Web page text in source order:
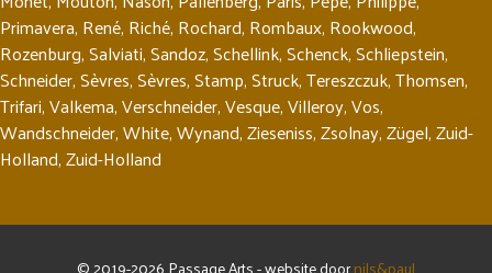
Primavera, René, Riché, Rochard, Rombaux, Rookwood,
Rozenburg,Salviati,Sandoz,Schellink,Schenck,Schliepstein,
Schneider,Sèvres,Sèvres,Stamp,Struck,Tereszczuk,Thomsen,
Trifari,Valkema,Verschneider,Vesque,Villeroy,Vos,
Wandschneider,White,Wynand,Zieseniss,Zsolnay,Zügel,Zuid-
Holland,Zuid-Holland